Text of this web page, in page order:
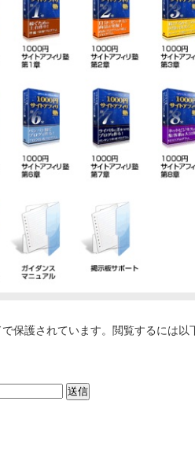
保護されています。閲覧するには以